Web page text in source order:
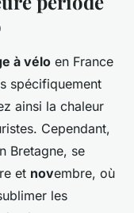
à vélo en France
spécifiquement
ainsi la chaleur
Cependant,
Bretagne, se
et novembre, où
les